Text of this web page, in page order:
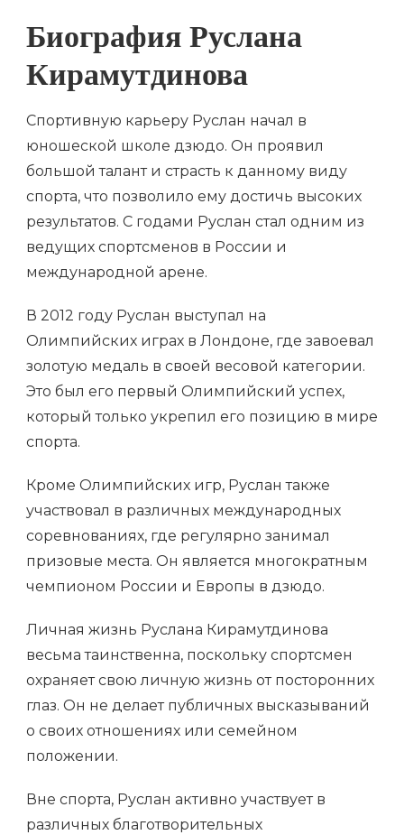
Биография Руслана
Кирамутдинова
Спортивную карьеру Руслан начал в
юношеской школе дзюдо. Он проявил
большой талант и страсть к данному виду
спорта, что позволило ему достичь высоких
результатов. С годами Руслан стал одним из
ведущих спортсменов в России и
международной арене.
В 2012 году Руслан выступал на
Олимпийских играх в Лондоне, где завоевал
золотую медаль в своей весовой категории.
Это был его первый Олимпийский успех,
который только укрепил его позицию в мире
спорта.
Кроме Олимпийских игр, Руслан также
участвовал в различных международных
соревнованиях, где регулярно занимал
призовые места. Он является многократным
чемпионом России и Европы в дзюдо.
Личная жизнь Руслана Кирамутдинова
весьма таинственна, поскольку спортсмен
охраняет свою личную жизнь от посторонних
глаз. Он не делает публичных высказываний
о своих отношениях или семейном
положении.
Вне спорта, Руслан активно участвует в
различных благотворительных